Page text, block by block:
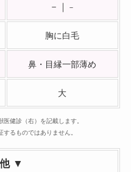
－｜ －
胸に白毛
鼻・目縁一部薄め
大
健診（右）を記載します。
るものではありません。
▼